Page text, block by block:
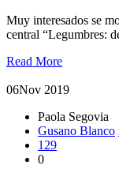
Muy interesados se
central “Legumbres:
Read More
06Nov 2019
Paola Segovia
Gusano Blanco
129
0